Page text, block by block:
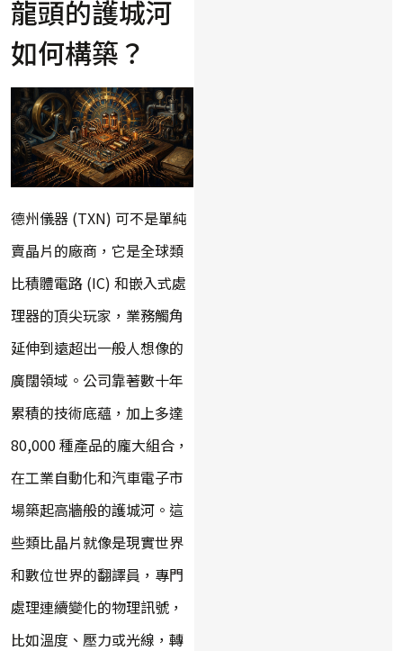
龍頭的護城河
如何構築？
德州儀器 (TXN) 可不是單純
賣晶片的廠商，它是全球類
比積體電路 (IC) 和嵌入式處
理器的頂尖玩家，業務觸角
延伸到遠超出一般人想像的
廣闊領域。公司靠著數十年
累積的技術底蘊，加上多達
80,000 種產品的龐大組合，
在工業自動化和汽車電子市
場築起高牆般的護城河。這
些類比晶片就像是現實世界
和數位世界的翻譯員，專門
處理連續變化的物理訊號，
比如溫度、壓力或光線，轉